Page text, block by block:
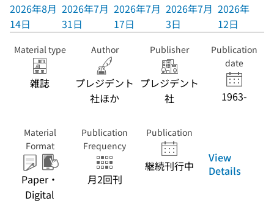
2026年8月
14日
2026年7月
31日
2026年7月
17日
2026年7月
3日
2026年6月
12日
Material type
雑誌
Author
プレジデント
社ほか
Publisher
プレジデント
社
Publication
date
1963-
Material
Format
Paper・
Digital
Publication
Frequency
月2回刊
Publication
継続刊行中
View
Details